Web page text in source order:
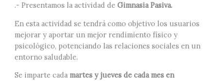
.- Presentamos la actividad de Gimnasia Pasiva.
En esta actividad se tendrá como objetivo los usuarios
mejorar y aportar un mejor rendimiento físico y
psicológico, potenciando las relaciones sociales en un
entorno saludable.
Se imparte cada martes y jueves de cada mes en